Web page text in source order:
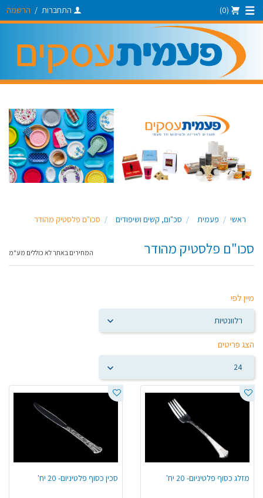
(0) התחברות / הרשמה
ראשי פעמית סכ"ום, קשים ושיפודים סכו"ם פלסטיק מהודר
סכו"ם פלסטיק מהודר המחירים באתר לא כוללים מע"מ
מיין לפי
הצג פריטים
מזלג כסוף פלטיניום- 20 יח' סכין כסוף פלטיניום- 20 יח'